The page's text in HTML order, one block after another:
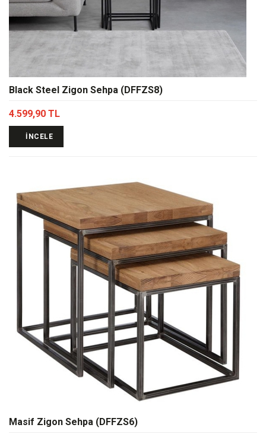
Black Steel Zigon Sehpa (DFFZS8)
4.599,90 TL
İNCELE
Masif Zigon Sehpa (DFFZS6)